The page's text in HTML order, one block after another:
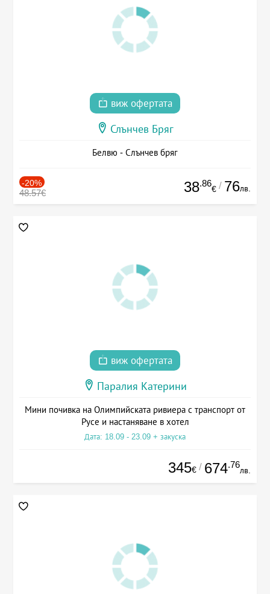
виж офертата
Слънчев Бряг
Белвю - Слънчев бряг
-20%
48.57€ 38.86
€ / 76лв.
виж офертата
Паралия Катерини
Мини почивка на Олимпийската ривиера с транспорт от
Русе и настаняване в хотел
Дата: 18.09 - 23.09 + закуска
345€ / 674.76
лв.